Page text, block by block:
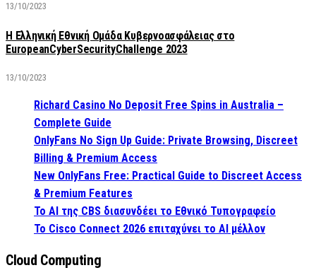
13/10/2023
Η Ελληνική Εθνική Ομάδα Κυβερνοασφάλειας στο
EuropeanCyberSecurityChallenge 2023
13/10/2023
Richard Casino No Deposit Free Spins in Australia –
Complete Guide
OnlyFans No Sign Up Guide: Private Browsing, Discreet
Billing & Premium Access
New OnlyFans Free: Practical Guide to Discreet Access
& Premium Features
Το AI της CBS διασυνδέει το Εθνικό Τυπογραφείο
Το Cisco Connect 2026 επιταχύνει το AI μέλλον
Cloud Computing